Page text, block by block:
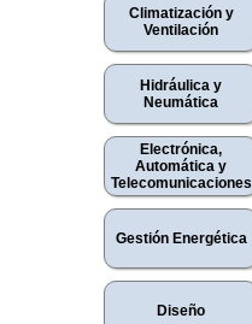
Climatización y
Ventilación
Hidráulica y
Neumática
Electrónica,
Automática y
Telecomunicaciones
Gestión Energética
Diseño